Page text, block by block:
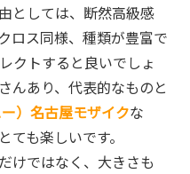
としては、断然高級感
ロス同様、種類が豊富で
クトすると良いでしょ
んあり、代表的なものと
）名古屋モザイクな
ても楽しいです。
けではなく、大きさも